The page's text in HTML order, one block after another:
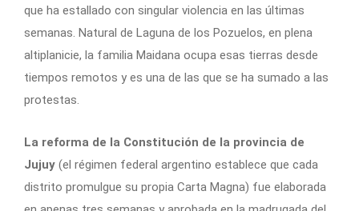
que ha estallado con singular violencia en las últimas
semanas. Natural de Laguna de los Pozuelos, en plena
altiplanicie, la familia Maidana ocupa esas tierras desde
tiempos remotos y es una de las que se ha sumado a las
protestas.
La reforma de la Constitución de la provincia de
Jujuy (el régimen federal argentino establece que cada
distrito promulgue su propia Carta Magna) fue elaborada